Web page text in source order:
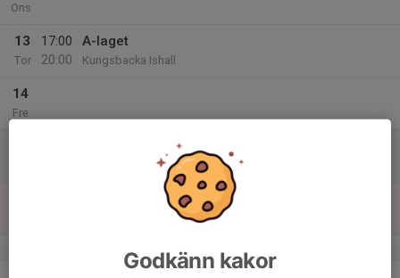
Ons
13
Tor
17:00
20:00
A-laget
Kungsbacka Ishall
14
Fre
Godkänn kakor